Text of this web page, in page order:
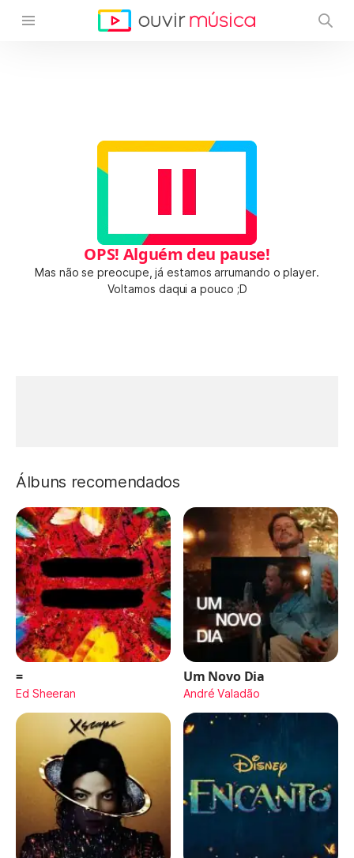
OPS! Alguém deu pause!
Mas não se preocupe, já estamos arrumando o player.
Voltamos daqui a pouco ;D
Álbuns recomendados
=
Ed Sheeran
Um Novo Dia
André Valadão